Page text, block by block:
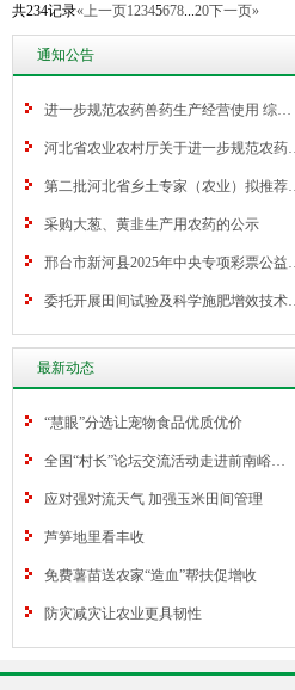
共234记录«上一页12345678 20下一页»
通知公告
进一步规范农药兽药生产经营使用 综…
河北省农业农村厅关于进一步规范农药…
第二批河北省乡土专家（农业）拟推荐…
采购大葱、黄韭生产用农药的公示
邢台市新河县2025年中央专项彩票公益…
委托开展田间试验及科学施肥增效技术…
最新动态
“慧眼”分选让宠物食品优质优价
全国“村长”论坛交流活动走进前南峪…
应对强对流天气 加强玉米田间管理
芦笋地里看丰收
免费薯苗送农家“造血”帮扶促增收
防灾减灾让农业更具韧性